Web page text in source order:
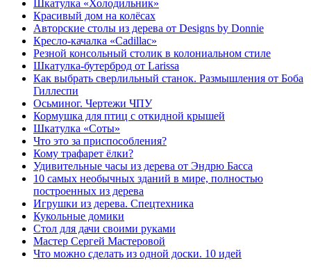
Шкатулка «Холодильник»
Красивый дом на колёсах
Авторские столы из дерева от Designs by Donnie
Кресло-качалка «Cadillac»
Резной консольный столик в колониальном стиле
Шкатулка-бутерброд от Larissa
Как выбрать сверлильный станок. Размышления от Боба
Гиллеспи
Осьминог. Чертежи ЧПУ
Кормушка для птиц с откидной крышей
Шкатулка «Соты»
Что это за приспособления?
Кому трафарет ёлки?
Удивительные часы из дерева от Эндрю Басса
10 самых необычных зданий в мире, полностью
построенных из дерева
Игрушки из дерева. Спецтехника
Кукольные домики
Стол для дачи своими руками
Мастер Сергей Мастеровой
Что можно сделать из одной доски. 10 идей